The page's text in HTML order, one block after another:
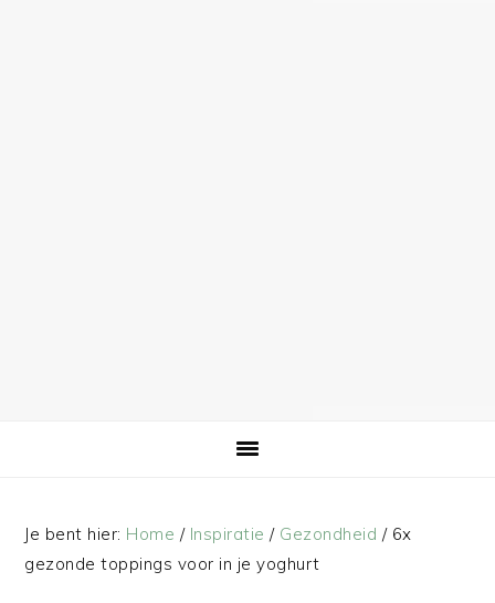
Je bent hier: Home / Inspiratie / Gezondheid /6x
gezonde toppings voor in je yoghurt